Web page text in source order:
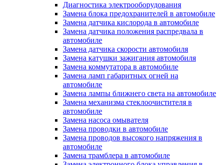
Диагностика электрооборудования
Замена блока предохранителей в автомобиле
Замена датчика кислорода в автомобиле
Замена датчика положения распредвала в
автомобиле
Замена датчика скорости автомобиля
Замена катушки зажигания автомобиля
Замена коммутатора в автомобиле
Замена ламп габаритных огней на
автомобиле
Замена лампы ближнего света на автомобиле
Замена механизма стеклоочистителя в
автомобиле
Замена насоса омывателя
Замена проводки в автомобиле
Замена проводов высокого напряжения в
автомобиле
Замена трамблера в автомобиле